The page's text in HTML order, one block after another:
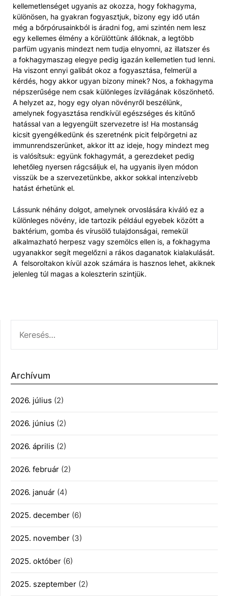
kellemetlenséget ugyanis az okozza, hogy fokhagyma,
különösen, ha gyakran fogyasztjuk, bizony egy idő után
még a bőrpórusainkból is áradni fog, ami szintén nem lesz
egy kellemes élmény a körülöttünk állóknak, a legtöbb
parfüm ugyanis mindezt nem tudja elnyomni, az illatszer és
a fokhagymaszag elegye pedig igazán kellemetlen tud lenni.
Ha viszont ennyi galibát okoz a fogyasztása, felmerül a
kérdés, hogy akkor ugyan bizony minek? Nos, a fokhagyma
népszerűsége nem csak különleges ízvilágának köszönhető.
A helyzet az, hogy egy olyan növényről beszélünk,
amelynek fogyasztása rendkívül egészséges és kitűnő
hatással van a legyengült szervezetre is! Ha mostanság
kicsit gyengélkedünk és szeretnénk picit felpörgetni az
immunrendszerünket, akkor itt az ideje, hogy mindezt meg
is valósítsuk: együnk fokhagymát, a gerezdeket pedig
lehetőleg nyersen rágcsáljuk el, ha ugyanis ilyen módon
visszük be a szervezetünkbe, akkor sokkal intenzívebb
hatást érhetünk el.
Lássunk néhány dolgot, amelynek orvoslására kiváló ez a
különleges növény, ide tartozik például egyebek között a
baktérium, gomba és vírusölő tulajdonságai, remekül
alkalmazható herpesz vagy szemölcs ellen is, a fokhagyma
ugyanakkor segít megelőzni a rákos daganatok kialakulását.
A felsoroltakon kívül azok számára is hasznos lehet, akiknek
jelenleg túl magas a koleszterin szintjük.
Archívum
2026. július (2)
2026. június (2)
2026. április (2)
2026. február (2)
2026. január (4)
2025. december (6)
2025. november (3)
2025. október (6)
2025. szeptember (2)